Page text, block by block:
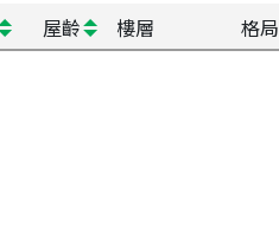
屋齡 樓層 格局